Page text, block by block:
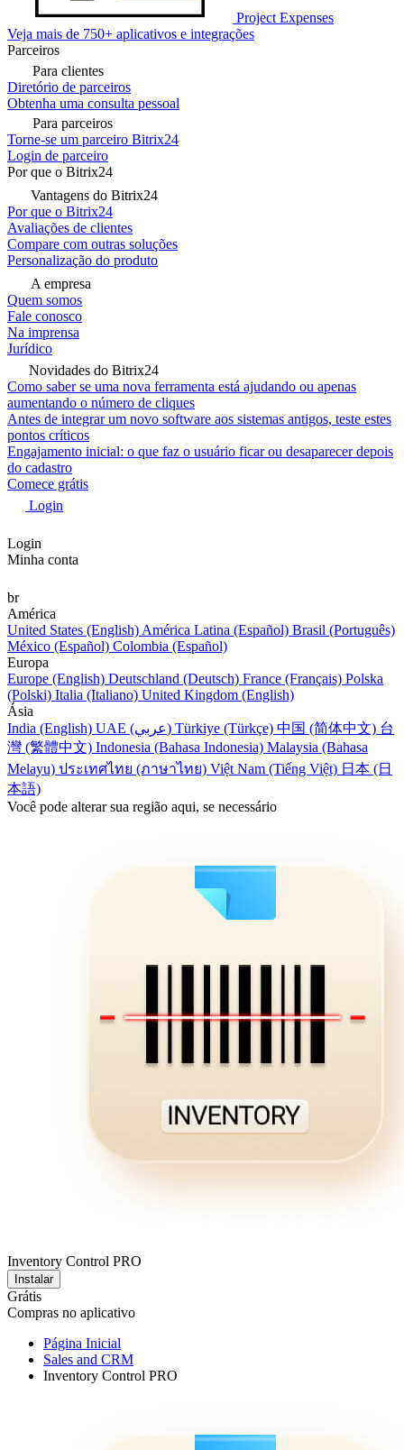
Project Expenses
Veja mais de 750+ aplicativos e integrações
Parceiros
Para clientes
Diretório de parceiros
Obtenha uma consulta pessoal
Para parceiros
Torne-se um parceiro Bitrix24
Login de parceiro
Por que o Bitrix24
Vantagens do Bitrix24
Por que o Bitrix24
Avaliações de clientes
Compare com outras soluções
Personalização do produto
A empresa
Quem somos
Fale conosco
Na imprensa
Jurídico
Novidades do Bitrix24
Como saber se uma nova ferramenta está ajudando ou apenas
aumentando o número de cliques
Antes de integrar um novo software aos sistemas antigos, teste estes
pontos críticos
Engajamento inicial: o que faz o usuário ficar ou desaparecer depois
do cadastro
Comece grátis
Login
Login
Minha conta
br
América
United States (English) América Latina (Español) Brasil (Português)
México (Español) Colombia (Español)
Europa
Europe (English) Deutschland (Deutsch) France (Français) Polska
(Polski) Italia (Italiano) United Kingdom (English)
Ásia
India (English)
UAE (عربي) Türkiye (Türkçe) 中国 (简体中文) 台
灣 (繁體中文) Indonesia (Bahasa Indonesia) Malaysia (Bahasa
Melayu) ประเทศไทย (ภาษาไทย) Việt Nam (Tiếng Việt) 日本 (日
本語)
Você pode alterar sua região aqui, se necessário
Inventory Control PRO
Instalar
Grátis
Compras no aplicativo
Página Inicial
Sales and CRM
Inventory Control PRO